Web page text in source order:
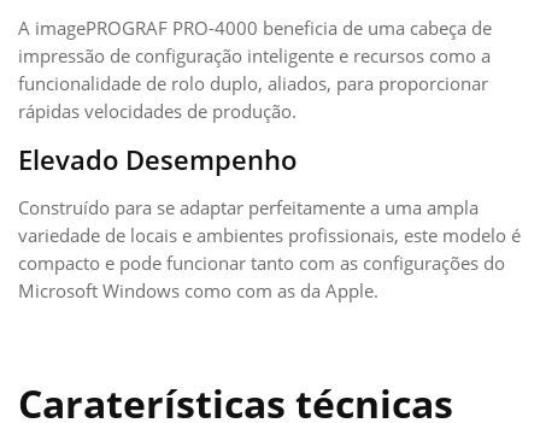
A imagePROGRAF PRO-4000 beneficia de uma cabeça de
impressão de configuração inteligente e recursos como a
funcionalidade de rolo duplo, aliados, para proporcionar
rápidas velocidades de produção.
Elevado Desempenho
Construído para se adaptar perfeitamente a uma ampla
variedade de locais e ambientes profissionais, este modelo é
compacto e pode funcionar tanto com as configurações do
Microsoft Windows como com as da Apple.
Caraterísticas técnicas